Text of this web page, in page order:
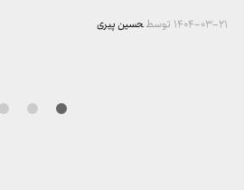
۱۴۰۴-۰۳-۲۱ توسطحسین پیری